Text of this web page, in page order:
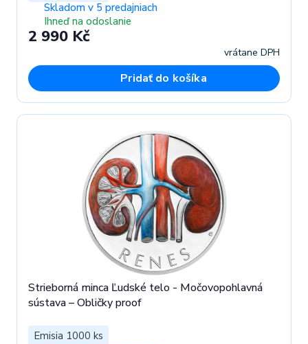
Skladom v 5 predajniach
Ihneď na odoslanie
2 990 Kč
vrátane DPH
Pridať do košíka
Strieborná minca Ľudské telo - Močovopohlavná
sústava – Obličky proof
Emisia 1000 ks